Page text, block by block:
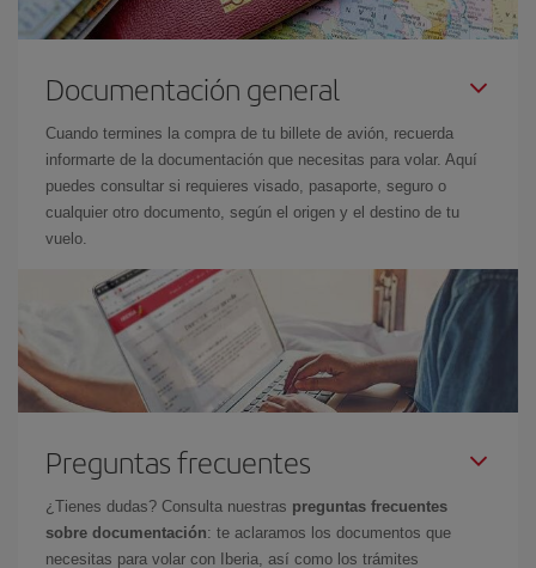
Documentación general
Cuando termines la compra de tu billete de avión, recuerda
informarte de la documentación que necesitas para volar. Aquí
puedes consultar si requieres visado, pasaporte, seguro o
cualquier otro documento, según el origen y el destino de tu
vuelo.
Preguntas frecuentes
¿Tienes dudas? Consulta nuestras preguntas frecuentes
sobre documentación: te aclaramos los documentos que
necesitas para volar con Iberia, así como los trámites